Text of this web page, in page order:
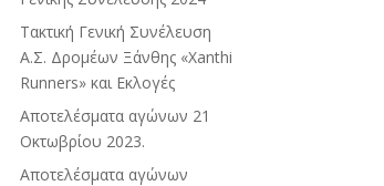
Τακτική Γενική Συνέλευση
Α.Σ. Δρομέων Ξάνθης «Xanthi
Runners» και Εκλογές
Αποτελέσματα αγώνων 21
Οκτωβρίου 2023.
Αποτελέσματα αγώνων